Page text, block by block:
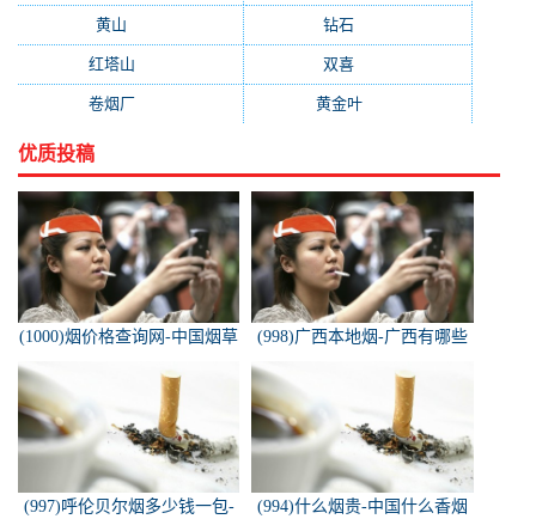
黄山 钻石
红塔山 双喜
卷烟厂(154) 黄金叶(151)
优质投稿
(1000)烟价格查询网-中国烟草
(998)广西本地烟-广西有哪些
(997)呼伦贝尔烟多少钱一包-
(994)什么烟贵-中国什么香烟